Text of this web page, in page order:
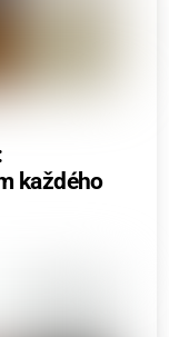
každého